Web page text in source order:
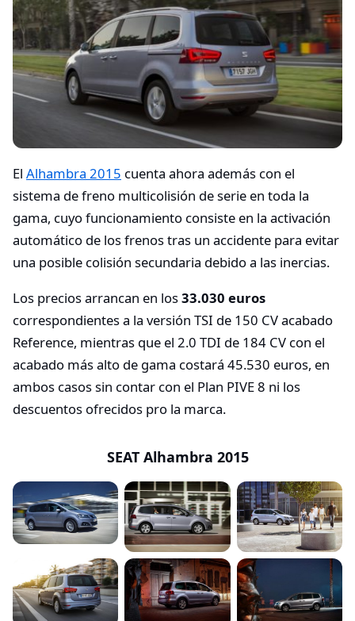
El Alhambra 2015 cuenta ahora además con el
sistema de freno multicolisión de serie en toda la
gama, cuyo funcionamiento consiste en la activación
automático de los frenos tras un accidente para evitar
una posible colisión secundaria debido a las inercias.
Los precios arrancan en los33.030 euros
correspondientes a la versión TSI de 150 CV acabado
Reference, mientras que el 2.0 TDI de 184 CV con el
acabado más alto de gama costará 45.530 euros, en
ambos casos sin contar con el Plan PIVE 8 ni los
descuentos ofrecidos pro la marca.
SEAT Alhambra 2015